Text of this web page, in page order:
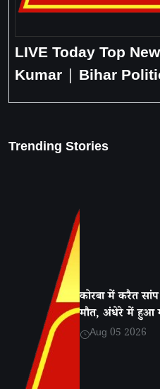
LIVE Today Top
Kumar | Bihar
Acharya | Delhi
Trending Stories
कोरबा में करैत
मौत, अंधेरे में हुआ
Aug 05 2026